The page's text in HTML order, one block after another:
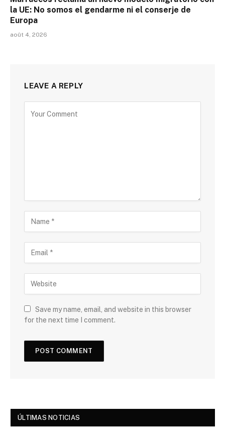
la UE: No somos el gendarme ni el conserje de
Europa
août 4, 2026
LEAVE A REPLY
Save my name, email, and website in this browser
for the next time I comment.
ÚLTIMAS NOTICIAS